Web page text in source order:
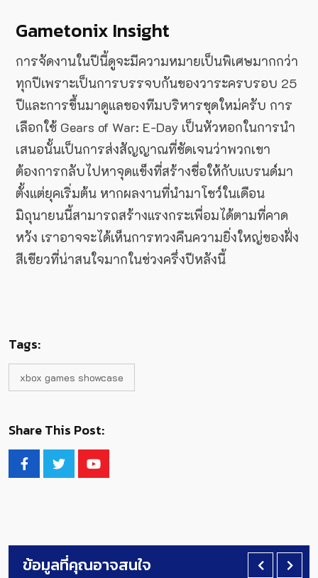
Gametonix Insight
การจัดงานในปีนี้ดูจะมีความหมายเป็นพิเศษมากกว่า
ทุกปีเพราะเป็นการบรรจบกันของวาระครบรอบ 25
ปีและการขึ้นมาดูแลของทีมบริหารชุดใหม่ครับ การ
เลือกใช้ Gears of War: E-Day เป็นหัวหอกในการนำ
เสนอนั้นเป็นการส่งสัญญาณที่ชัดเจนว่าพวกเขา
ต้องการกลับไปหาจุดแข็งที่สร้างชื่อให้กับแบรนด์มา
ตั้งแต่ยุคเริ่มต้น หากผลงานที่นำมาโชว์ในเดือน
มิถุนายนนี้สามารถสร้างแรงกระเพื่อมได้ตามที่คาด
หวัง เราอาจจะได้เห็นการทวงคืนความยิ่งใหญ่ของฝั่ง
สีเขียวที่น่าสนใจมากในช่วงครึ่งปีหลังนี้
Tags:
xbox games showcase
Share This Post:
ข้อมูลที่คุณอาจสนใจ